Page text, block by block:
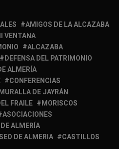
AMIGOS DE LA ALCAZABA
VENTANA
ALCAZABA
DEFENSA DEL PATRIMONIO
ALMERÍA
CONFERENCIAS
DE JAYRÁN
FRAILE
MORISCOS
ASOCIACIONES
ALMERÍA
DE ALMERIA
CASTILLOS